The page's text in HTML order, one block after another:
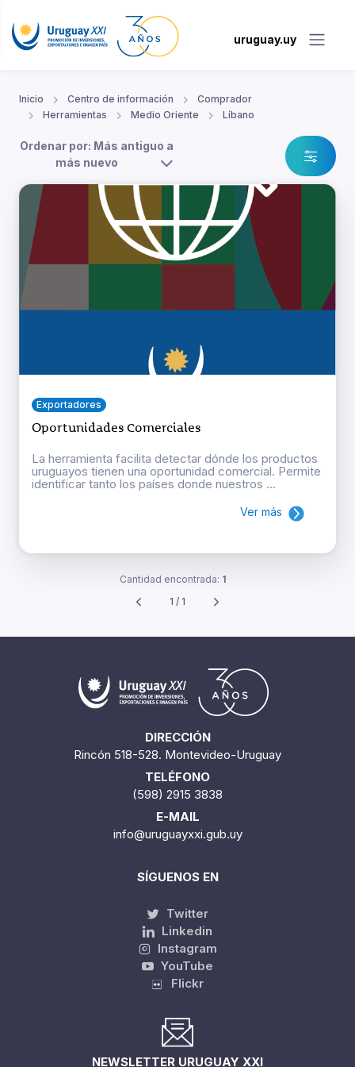
uruguay.uy
Inicio Centro de información
Comprador
Herramientas
Medio Oriente Líbano
Ordenar por: Más antiguo a
más nuevo
Exportadores
Oportunidades Comerciales
La herramienta facilita detectar dónde los productos
uruguayos tienen una oportunidad comercial. Permite
identificar tanto los países donde nuestros ...
Ver más
Cantidad encontrada: 1
1 / 1
DIRECCIÓN
Rincón 518-528. Montevideo-Uruguay
TELÉFONO
(598) 2915 3838
E-MAIL
info@uruguayxxi.gub.uy
SÍGUENOS EN
Twitter
Linkedin
Instagram
YouTube
Flickr
NEWSLETTER URUGUAY XXI